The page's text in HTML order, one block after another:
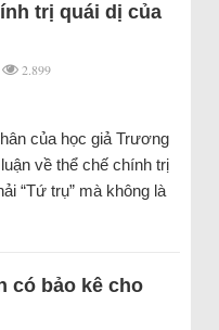
trị quái dị của
2.899
của học giả Trương
về thể chế chính trị
“Tứ trụ” mà không là
có bảo kê cho